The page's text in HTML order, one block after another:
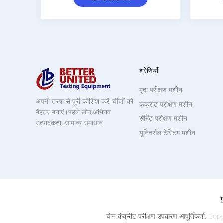
अपनी तरफ से पूरी कोशिश करें, चीजों को
बेहतर बनाएं।पहले लोग,अभिनव
उत्पादकता, सामान्य समाधान
श्रेणियाँ
यूनिवर्सल टेस्टिंग मशीन
मृदा परीक्षण मशीन
कंक्रीट परीक्षण मशीन
सीमेंट परीक्षण मशीन
चीन कंक्रीट परीक्षण उपकरण आपूर्तिकर्ता.